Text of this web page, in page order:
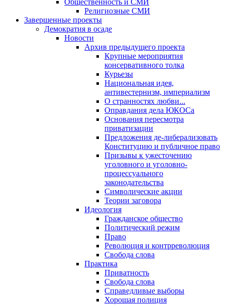
Общественность и СМИ
Религиозные СМИ
Завершенные проекты
Демократия в осаде
Новости
Архив предыдущего проекта
Крупные мероприятия
консервативного толка
Курьезы
Национальная идея,
антивестернизм, империализм
О странностях любви...
Оправдания дела ЮКОСа
Основания пересмотра
приватизации
Предложения де-либерализовать
Конституцию и публичное право
Призывы к ужесточению
уголовного и уголовно-
процессуального
законодательства
Символические акции
Теории заговора
Идеология
Гражданское общество
Политический режим
Право
Революция и контрреволюция
Свобода слова
Практика
Приватность
Свобода слова
Справедливые выборы
Хорошая полиция